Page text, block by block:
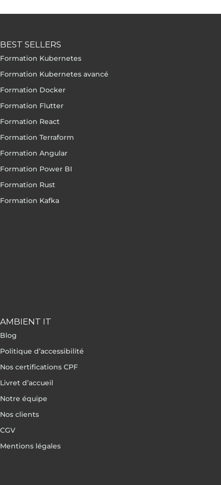
BEST SELLERS
Formation Kubernetes
Formation Kubernetes avancé
Formation Docker
Formation Flutter
Formation React
Formation Terraform
Formation Angular
Formation Power BI
Formation Rust
Formation Kafka
AMBIENT IT
Blog
Politique d’accessibilité
Nos certifications CPF
Livret d’accueil
Notre équipe
Nos clients
CGV
Mentions légales